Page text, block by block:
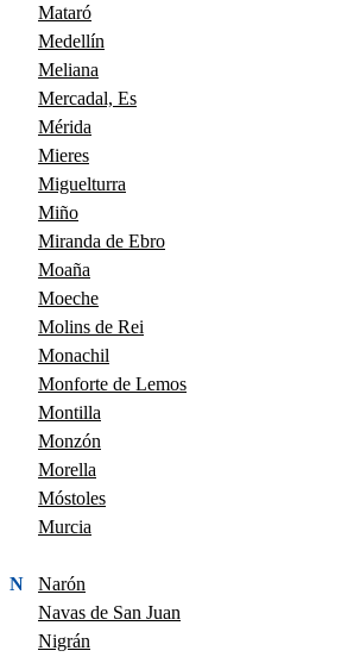
Mataró
Medellín
Meliana
Mercadal, Es
Mérida
Mieres
Miguelturra
Miño
Miranda de Ebro
Moaña
Moeche
Molins de Rei
Monachil
Monforte de Lemos
Montilla
Monzón
Morella
Móstoles
Murcia
N
Narón
Navas de San Juan
Nigrán